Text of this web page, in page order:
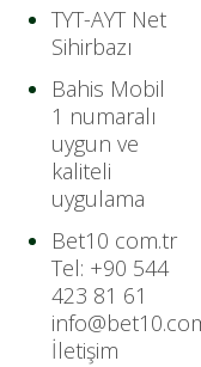
TYT-AYT Net
Sihirbazı
Bahis Mobil
1 numaralı
uygun ve
kaliteli
uygulama
Bet10 com.tr
Tel: +90 544
423 81 61
İletişim